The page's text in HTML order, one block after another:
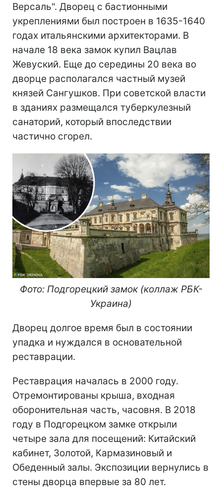
Версаль". Дворец с бастионными
укреплениями был построен в 1635-1640
годах итальянскими архитекторами. В
начале 18 века замок купил Вацлав
Жевуский. Еще до середины 20 века во
дворце располагался частный музей
князей Сангушков. При советской власти
в зданиях размещался туберкулезный
санаторий, который впоследствии
частично сгорел.
Фото: Подгорецкий замок (коллаж РБК-
Украина)
Дворец долгое время был в состоянии
упадка и нуждался в основательной
реставрации.
Реставрация началась в 2000 году.
Отремонтированы крыша, входная
оборонительная часть, часовня. В 2018
году в Подгорецком замке открыли
четыре зала для посещений: Китайский
кабинет, Золотой, Кармазиновый и
Обеденный залы. Экспозиции вернулись в
стены дворца впервые за 80 лет.